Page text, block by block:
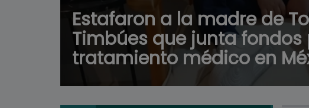
Estafaron a la madre de
Timbúes que junta fondos
tratamiento médico en